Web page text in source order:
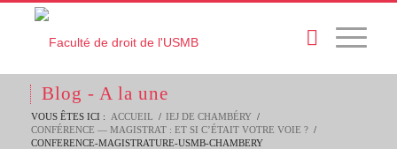
Blog - A la une
VOUS ÊTES ICI : ACCUEIL / IEJ DE CHAMBÉRY /
CONFÉRENCE — MAGISTRAT : ET SI C’ÉTAIT VOTRE VOIE ? /
CONFERENCE-MAGISTRATURE-USMB-CHAMBERY